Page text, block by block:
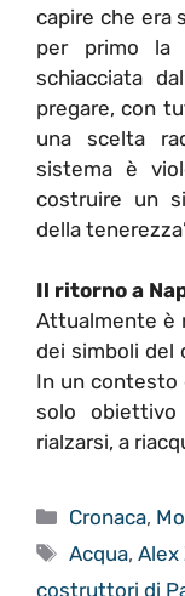
capire che era
per primo la
schiacciata
pregare, con
una scelta
sistema è
costruire un
della
Il ritorno a
Attualmente è
dei simboli del
In un contesto
solo
rialzarsi, a
Categorie
Cronaca,
Tag
Acqua,Alex
costruttori di